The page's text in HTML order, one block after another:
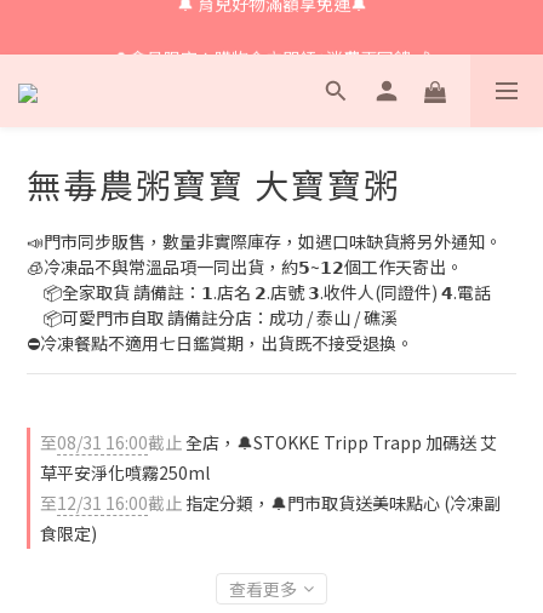
🔔 育兒好物滿額享免運🔔
無毒農粥寶寶 大寶寶粥
📣門市同步販售，數量非實際庫存，如遇口味缺貨將另外通知。
🧊冷凍品不與常溫品項一同出貨，約𝟱~𝟭𝟮個工作天寄出。
📦全家取貨 請備註：𝟭.店名 𝟮.店號 𝟯.收件人(同證件) 𝟰.電話
📦可愛門市自取 請備註分店：成功 / 泰山 / 礁溪
⛔冷凍餐點不適用七日鑑賞期，出貨既不接受退換。
至08/31 16:00截止全店，🔔STOKKE Tripp Trapp 加碼送 艾
草平安淨化噴霧250ml
至12/31 16:00截止 指定分類，🔔門市取貨送美味點心 (冷凍副
食限定)
查看更多